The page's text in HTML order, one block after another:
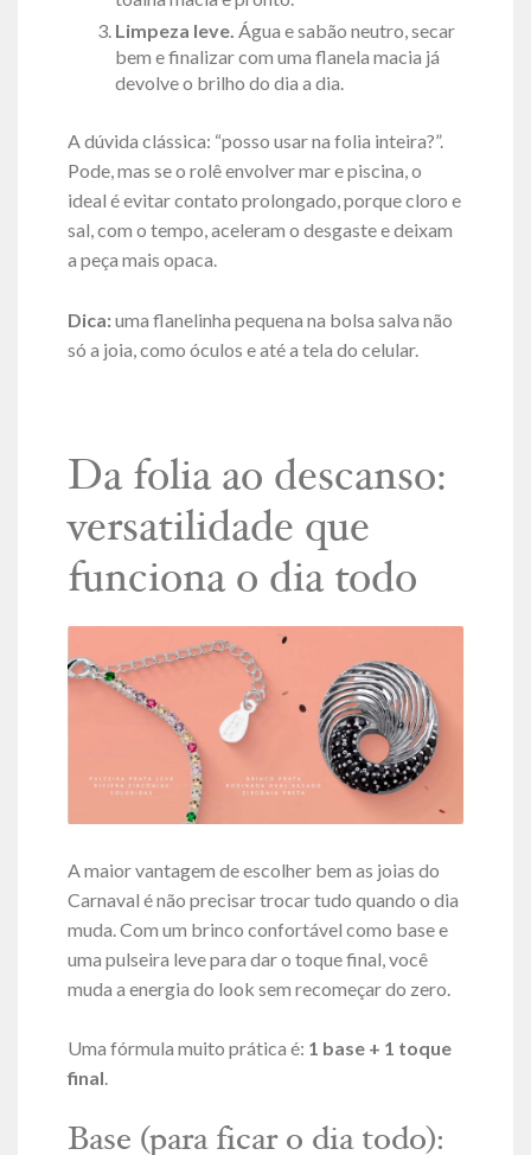
Limpeza leve. Água e sabão neutro, secar
bem e finalizar com uma flanela macia já
devolve o brilho do dia a dia.
A dúvida clássica: “posso usar na folia inteira?”.
Pode, mas se o rolê envolver mar e piscina, o
ideal é evitar contato prolongado, porque cloro e
sal, com o tempo, aceleram o desgaste e deixam
a peça mais opaca.
Dica:uma flanelinha pequena na bolsa salva não
só a joia, como óculos e até a tela do celular.
Da folia ao descanso:
versatilidade que
funciona o dia todo
A maior vantagem de escolher bem as joias do
Carnaval é não precisar trocar tudo quando o dia
muda. Com um brinco confortável como base e
uma pulseira leve para dar o toque final, você
muda a energia do look sem recomeçar do zero.
Uma fórmula muito prática é: 1 base + 1 toque
final.
Base (para ficar o dia todo):